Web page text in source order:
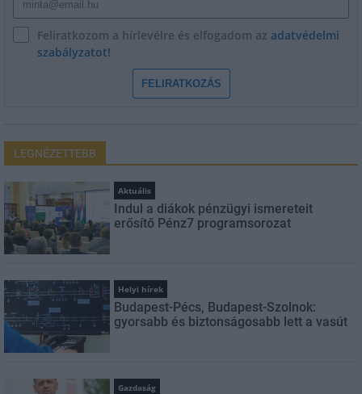
Feliratkozom a hírlevélre és elfogadom az adatvédelmi
szabályzatot!
FELIRATKOZÁS
LEGNÉZETTEBB
Aktuális
Indul a diákok pénzügyi ismereteit
erősítő Pénz7 programsorozat
Helyi hírek
Budapest-Pécs, Budapest-Szolnok:
gyorsabb és biztonságosabb lett a vasút
Gazdaság